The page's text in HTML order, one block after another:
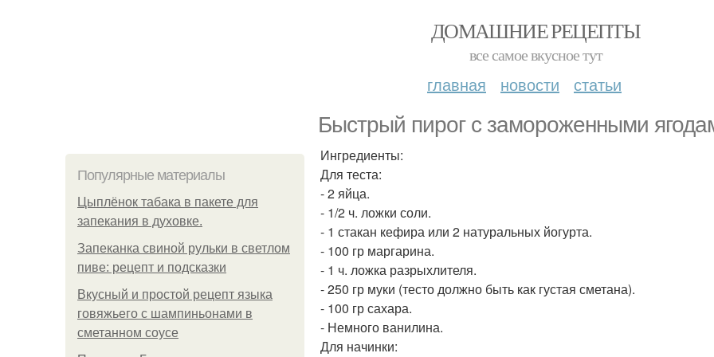
ДОМАШНИЕ РЕЦЕПТЫ
все самое вкусное тут
главная новости статьи
Быстрый пирог с замороженными
Популярные материалы
Цыплёнок табака в пакете для
запекания в духовке.
Запеканка свиной рульки в светлом
пиве: рецепт и подсказки
Вкусный и простой рецепт языка
говяжьего с шампиньонами в
сметанном соусе
Ингредиенты:
Для теста:
- 2 яйца.
- 1/2 ч. ложки соли.
- 1 стакан кефира или 2 натуральных йогурта.
- 100 гр маргарина.
- 1 ч. ложка разрыхлителя.
- 250 гр муки (тесто должно быть как густая сметана).
- 100 гр сахара.
- Немного ванилина.
Для начинки: